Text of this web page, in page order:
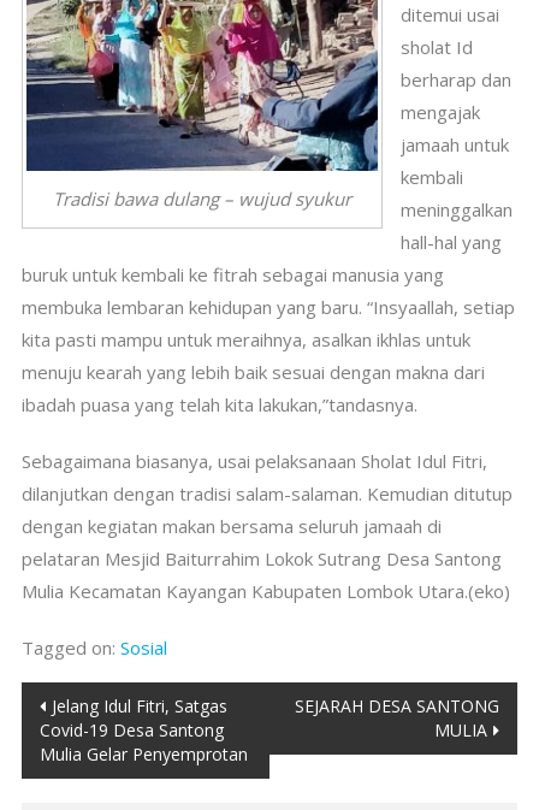
Tradisi bawa dulang – wujud syukur
ditemui usai
sholat Id
berharap dan
mengajak
jamaah untuk
kembali
meninggalkan
hall-hal yang
buruk untuk kembali ke fitrah sebagai manusia yang
membuka lembaran kehidupan yang baru. “Insyaallah, setiap
kita pasti mampu untuk meraihnya, asalkan ikhlas untuk
menuju kearah yang lebih baik sesuai dengan makna dari
ibadah puasa yang telah kita lakukan,”tandasnya.
Sebagaimana biasanya, usai pelaksanaan Sholat Idul Fitri,
dilanjutkan dengan tradisi salam-salaman. Kemudian ditutup
dengan kegiatan makan bersama seluruh jamaah di
pelataran Mesjid Baiturrahim Lokok Sutrang Desa Santong
Mulia Kecamatan Kayangan Kabupaten Lombok Utara.(eko)
Tagged on: Sosial
Post
navigation
Jelang Idul Fitri, Satgas
Covid-19 Desa Santong
Mulia Gelar Penyemprotan
SEJARAH DESA SANTONG
MULIA